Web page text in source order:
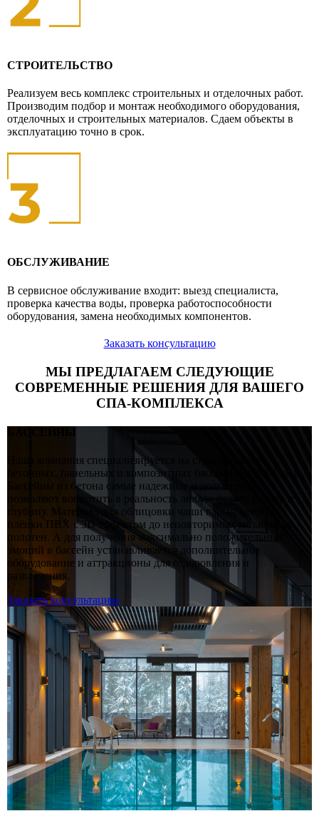
СТРОИТЕЛЬСТВО
Реализуем весь комплекс строительных и отделочных работ.
Производим подбор и монтаж необходимого оборудования,
отделочных и строительных материалов. Сдаем объекты в
эксплуатацию точно в срок.
ОБСЛУЖИВАНИЕ
В сервисное обслуживание входит: выезд специалиста,
проверка качества воды, проверка работоспособности
оборудования, замена необходимых компонентов.
Заказать консультацию
МЫ ПРЕДЛАГАЕМ СЛЕДУЮЩИЕ
СОВРЕМЕННЫЕ РЕШЕНИЯ ДЛЯ ВАШЕГО
СПА-КОМПЛЕКСА
Наша компания специализируется на строительстве
бетонных, панельных и композитных бассейнов с 2001 года.
Бассейны из бетона самые надежные и долговечные,
позволяют воплотить в реальность любую форму, размер и
глубину. Материал для облицовки чаши варьируется от
плёнки ПВХ с 3D эффектом до неповторимых мозаичных
полотен. А для получения максимально положительных
эмоций в бассейн устанавливается дополнительное
оборудование и аттракционы для оздоровления и
развлечения.
Заказать консультацию